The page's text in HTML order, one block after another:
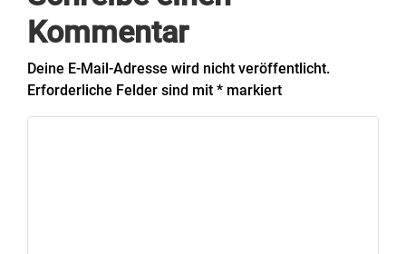
Kommentar
Deine E-Mail-Adresse wird nicht veröffentlicht.
Erforderliche Felder sind mit * markiert